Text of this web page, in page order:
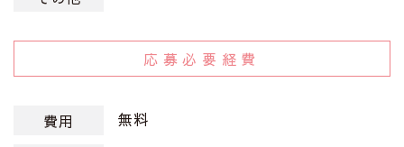
応募必要経費
費用 無料